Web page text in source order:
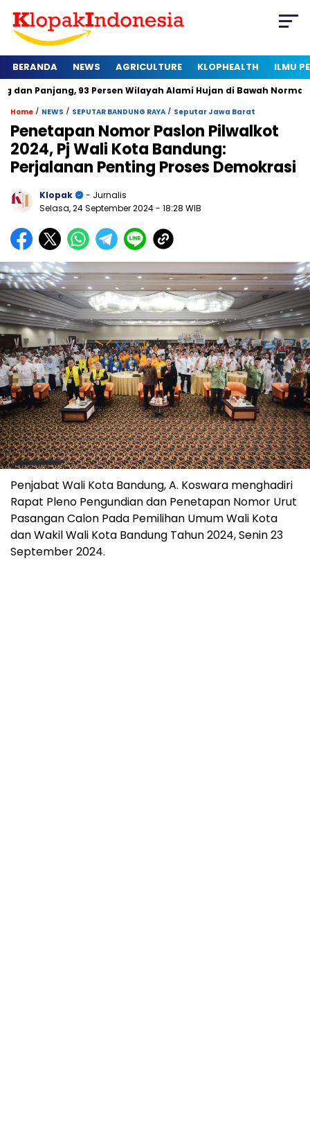
BERANDA NEWS AGRICULTURE KLOPHEALTH ILMU
93 Persen Wilayah Alami Hujan di Bawah Normal
Home / NEWS / SEPUTAR BANDUNG RAYA / Seputar Jawa Barat
Penetapan Nomor Paslon Pilwalkot
2024, Pj Wali Kota Bandung:
Perjalanan Penting Proses Demokrasi
Klopak
- Jurnalis
Selasa, 24 September 2024- 18:28 WIB
Penjabat Wali Kota Bandung, A. Koswara menghadiri
Rapat Pleno Pengundian dan Penetapan Nomor Urut
Pasangan Calon Pada Pemilihan Umum Wali Kota
dan Wakil Wali Kota Bandung Tahun 2024, Senin 23
September 2024.